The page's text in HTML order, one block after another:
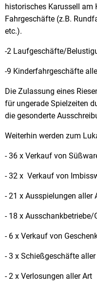
historisches Karussell am
Fahrgeschäfte (z.B.
etc.).
-2 Laufgeschäfte/
-9 Kinderfahrgeschäfte
Die Zulassung eines
für ungerade Spielzeiten
die gesonderte
Weiterhin werden zum
- 36 x Verkauf von
- 32 x Verkauf von
- 21 x Ausspielungen aller
- 18 x Ausschankbetriebe/
- 6 x Verkauf von
- 3 x Schießgeschäfte aller
- 2 x Verlosungen aller Art